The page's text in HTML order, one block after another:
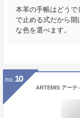
本革の手帳はどう
で止める式だから開
な色を選べます。
no. 10